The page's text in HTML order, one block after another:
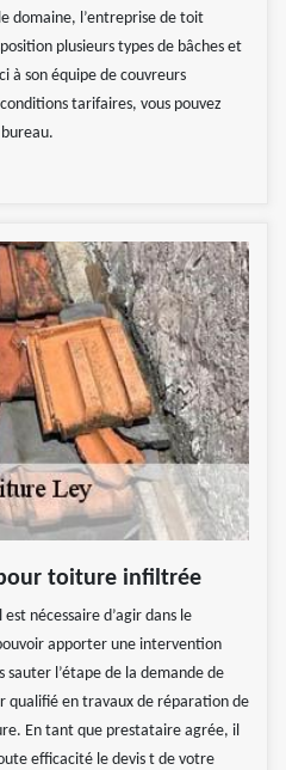
domaine, l’entreprise de toit
plusieurs types de bâches et
à son équipe de couvreurs
tarifaires, vous pouvez
toiture infiltrée
nécessaire d’agir dans le
apporter une intervention
l’étape de la demande de
qualifié en travaux de réparation de
En tant que prestataire agrée, il
efficacité le devis t de votre